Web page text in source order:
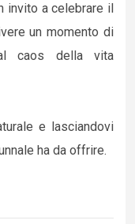
invito a celebrare il
un momento di
caos della vita
e lasciandovi
ha da offrire.